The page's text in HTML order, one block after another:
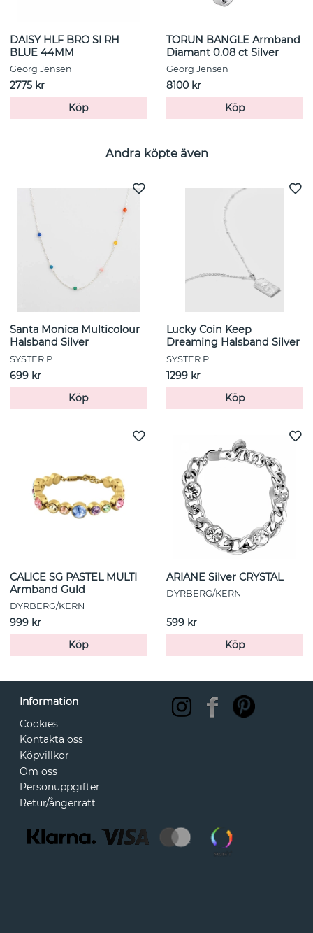
DAISY HLF BRO SI RH
BLUE 44MM
Georg Jensen
2775 kr
Köp
TORUN BANGLE Armband
Diamant 0.08 ct Silver
Georg Jensen
8100 kr
Köp
Andra köpte även
Santa Monica Multicolour
Halsband Silver
SYSTER P
699 kr
Köp
Lucky Coin Keep
Dreaming Halsband Silver
SYSTER P
1299 kr
Köp
CALICE SG PASTEL MULTI
Armband Guld
DYRBERG/KERN
999 kr
Köp
ARIANE Silver CRYSTAL
DYRBERG/KERN
599 kr
Köp
Information
Cookies
Kontakta oss
Köpvillkor
Om oss
Personuppgifter
Retur/ångerrätt